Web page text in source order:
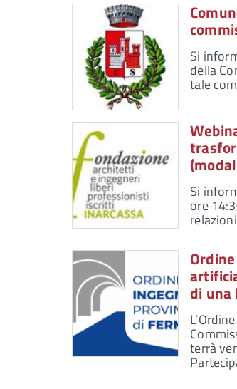
Si
della
tale
Si
ore
di una
terrà